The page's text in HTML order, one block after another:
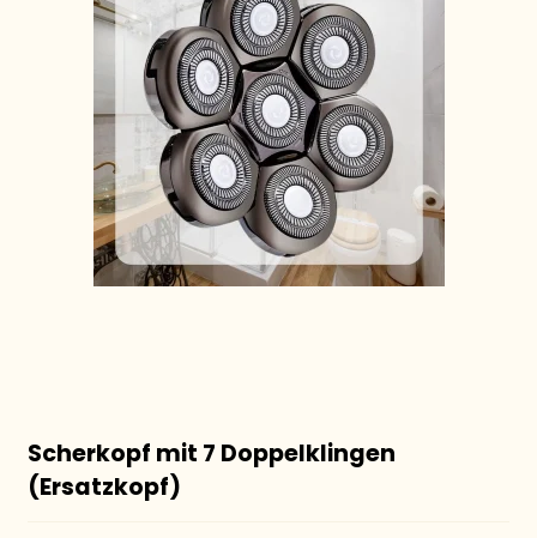
Scherkopf mit 7 Doppelklingen
(Ersatzkopf)